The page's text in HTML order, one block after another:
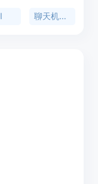
聊天机器人